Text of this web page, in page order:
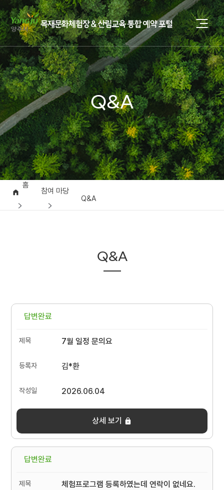
Q&A
홈
참여 마당
Q&A
Q&A
답변완료
7월 일정 문의요
김*환
2026.06.04
상세 보기
답변완료
체험프로그램 등록하였는데 연락이 없네요.